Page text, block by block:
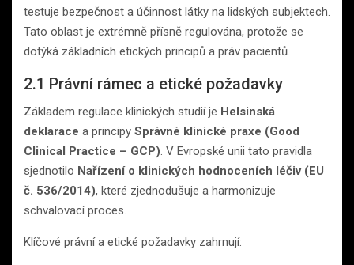
testuje bezpečnost a účinnost látky na lidských subjektech.
Tato oblast je extrémně přísně regulována, protože se
dotýká základních etických principů a práv pacientů.
2.1 Právní rámec a etické požadavky
Základem regulace klinických studií je Helsinská
deklarace a principy Správné klinické praxe (Good
Clinical Practice – GCP). V Evropské unii tato pravidla
sjednotilo Nařízení o klinických hodnoceních léčiv (EU
č. 536/2014), které zjednodušuje a harmonizuje
schvalovací proces.
Klíčové právní a etické požadavky zahrnují: